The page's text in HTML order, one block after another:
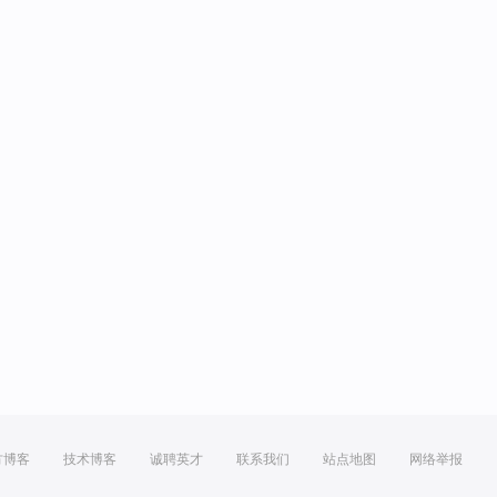
博客 技术博客 诚聘英才 联系我们 站点地图 网络举报